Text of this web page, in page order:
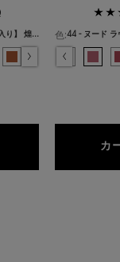
のカラー クチュール ミ
イン、3/5
ン、4/5
、5/5
1 - サンダー スティーラー 【ラメ入り】 煌めく、ソフトなラベンダーシェード
チモードなミルキーピン
り】 澄んだ輝きを放つ
ー 【ラメ入り】 煌めく
ンストーン 【パール入
マロウ - ふんわりと包み
ハニー ピュア ラブ - セン
選択済み
5 - カリフォルニア サ
選択済み
6 - エスプレッソ
7 - ストロ
8 -
YSL ラブシャイン グ
色:
色を選択してください
ヴァス マゼンタ​ [マット]
- ローズ ヘイズ [マット]
選択済み
10 - スターダスト ラブ
選択済み
37 - ピーチー ヌ
42 - ベビ
44 -
カ